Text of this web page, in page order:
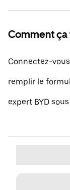
Comment
Connectez-
remplir le
expert BYD sous